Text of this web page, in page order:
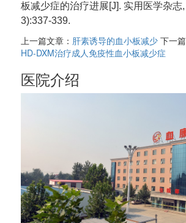
板减少症的治疗进展[J]. 实用医学杂志
3):337-339.
上一篇文章： 肝素诱导的血小板减少 下一
HD-DXM治疗成人免疫性血小板减少症
医院介绍